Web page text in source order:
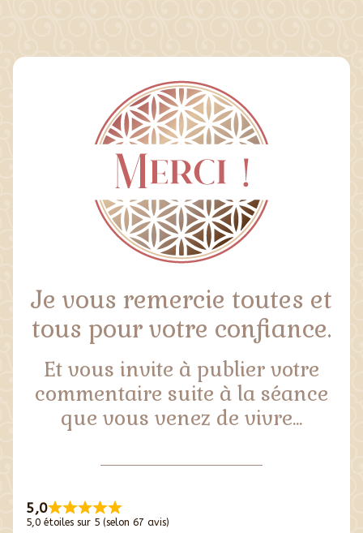
Je vous remercie toutes et
tous pour votre confiance.
Et vous invite à publier votre
commentaire suite à la séance
que vous venez de vivre...
5,0
5,0 étoiles sur 5 (selon 67 avis)